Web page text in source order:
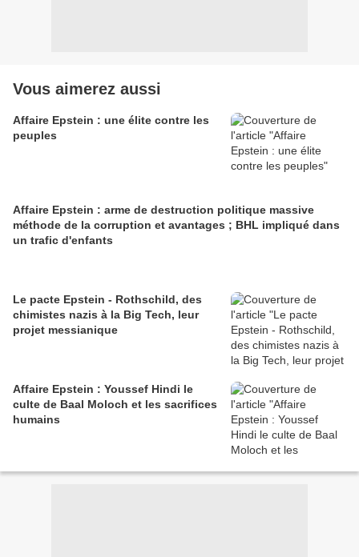
Vous aimerez aussi
Affaire Epstein : une élite contre les
peuples
Affaire Epstein : arme de destruction politique massive
méthode de la corruption et avantages ; BHL impliqué dans
un trafic d'enfants
Le pacte Epstein - Rothschild, des
chimistes nazis à la Big Tech, leur
projet messianique
Affaire Epstein : Youssef Hindi le
culte de Baal Moloch et les sacrifices
humains